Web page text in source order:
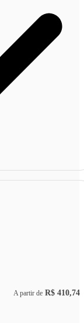
A partir de R$ 410,74